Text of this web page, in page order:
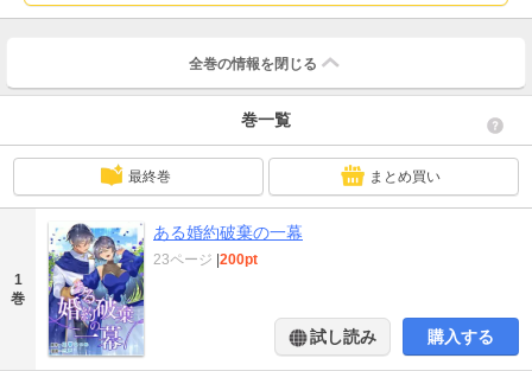
全巻の情報を 閉じる
巻一覧
最終巻 まとめ買い
1
巻
ある婚約破棄の一幕
23ページ |200pt
試し読み 購入する